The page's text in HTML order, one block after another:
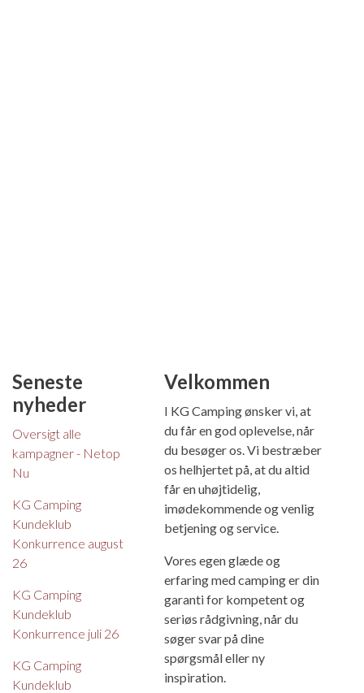
Seneste
nyheder
Oversigt alle
kampagner - Netop
Nu
KG Camping
Kundeklub
Konkurrence august
26
KG Camping
Kundeklub
Konkurrence juli 26
KG Camping
Kundeklub
Velkommen
I KG Camping ønsker vi, at
du får en god oplevelse, når
du besøger os. Vi bestræber
os helhjertet på, at du altid
får en uhøjtidelig,
imødekommende og venlig
betjening og service.
Vores egen glæde og
erfaring med camping er din
garanti for kompetent og
seriøs rådgivning, når du
søger svar på dine
spørgsmål eller ny
inspiration.